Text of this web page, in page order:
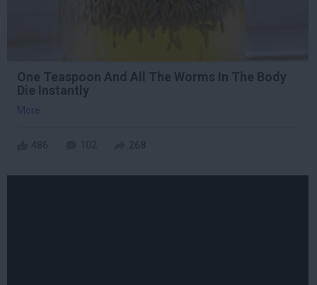
One Teaspoon And All The Worms In The Body
Die Instantly
More